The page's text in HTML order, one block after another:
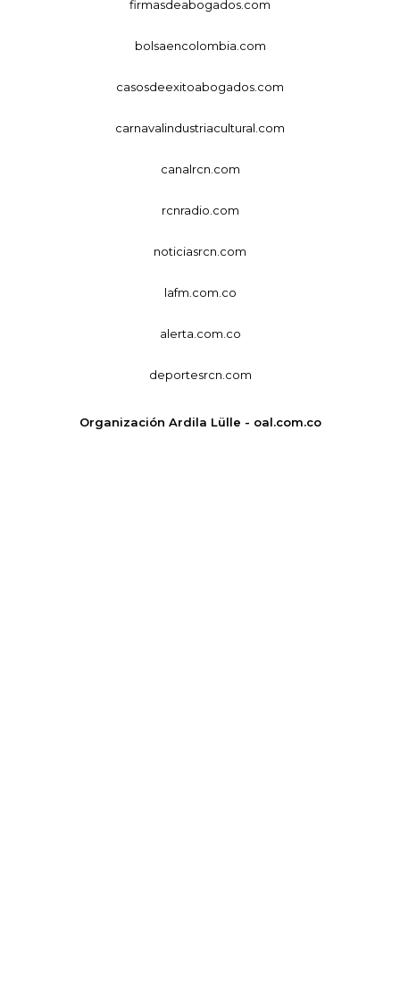
firmasdeabogados.com
bolsaencolombia.com
casosdeexitoabogados.com
carnavalindustriacultural.com
canalrcn.com
rcnradio.com
noticiasrcn.com
lafm.com.co
alerta.com.co
deportesrcn.com
Organización Ardila Lülle - oal.com.co